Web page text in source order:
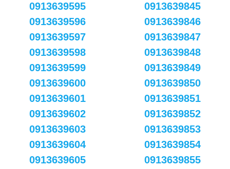
0913639595
0913639596
0913639597
0913639598
0913639599
0913639600
0913639601
0913639602
0913639603
0913639604
0913639605
0913639845
0913639846
0913639847
0913639848
0913639849
0913639850
0913639851
0913639852
0913639853
0913639854
0913639855